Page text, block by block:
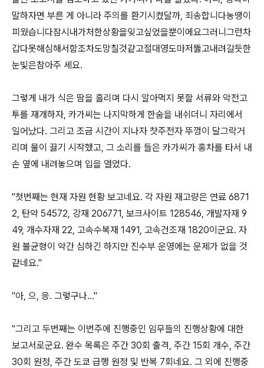
말하자면 부른 게 아니라 주의를 환기시켰달까, 죄송합니다농땡이
피웠습니다잠시내가처한상황을잊고싶었을뿐이에요그러니그런차
갑다못해심해서함조차도망칠것같고절대영도마저뚫고내려갈듯한
눈빛은참아주 세요.
그렇게 내가 식은 땀을 흘리며 다시 알아먹지 못할 서류와 악전고
투를 재개하자, 카가씨는 나지막하게 한숨을 내쉬더니 자리에서
일어났다. 그리고 조금 시간이 지나자 찻주전자 뚜껑이 달그락거
리며 물이 끓기 시작했고, 그 소리를 들은 카가씨가 홍차를 타서 내
손 옆에 내려놓으며 입을 열었다.
"첫번째는 현재 자원 현황 보고네요. 각 자원 재고량은 연료 6871
2, 탄약 54572, 강재 206771, 보크사이트 128546, 개발자재 9
49, 개수자재 22, 고속수복재 1491, 고속건조재 1820이군요. 자
원 불균형이 약간 심하긴 하지만 진수부 운영에는 문제가 없을 것
같네요."
"아, 으, 응. 그렇구나..."
"그리고 두번째는 이번주에 진행중인 임무들의 진행상황에 대한
보고서로군요. 완수 목록은 주간 30회 출격, 주간 15회 개수, 주간
30회 원정, 주간 도쿄 급행 원정 및 반복 7회네요. 그 외에 진행중